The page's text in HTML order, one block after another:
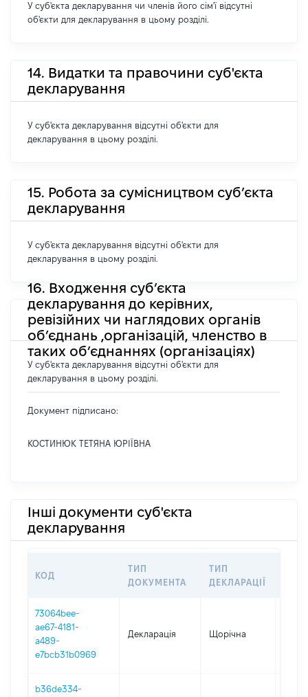
У суб'єкта декларування чи членів його сім'ї відсутні
об'єкти для декларування в цьому розділі.
14. Видатки та правочини суб'єкта
декларування
У суб'єкта декларування відсутні об'єкти для
декларування в цьому розділі.
15. Робота за сумісництвом суб’єкта
декларування
У суб'єкта декларування відсутні об'єкти для
декларування в цьому розділі.
16. Входження суб’єкта
декларування до керівних,
ревізійних чи наглядових органів
об’єднань ,організацій, членство в
таких об’єднаннях (організаціях)
У суб'єкта декларування відсутні об'єкти для
декларування в цьому розділі.
Документ підписано:
КОСТИНЮК ТЕТЯНА ЮРІЇВНА
Інші документи суб'єкта
декларування
КОД
ТИП
ДОКУМЕНТА
ТИП
ДЕКЛАРАЦІЇ
73064bee-
ae67-4181-
a489-
e7bcb31b0969
Декларація Щорічна
b36de334-